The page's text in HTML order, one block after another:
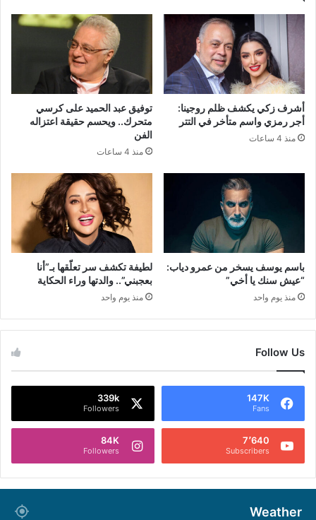
أشرف زكي يكشف ظلم روجينا:
أجر رمزي واسم متأخر في التتر
منذ 4 ساعات
توفيق عبد الحميد على كرسي
متحرك.. ويحسم حقيقة اعتزاله
الفن
منذ 4 ساعات
باسم يوسف يسخر من عمرو دياب:
“عيش سنك يا أخي”
منذ يوم واحد
لطيفة تكشف سر تعلّقها بـ”أنا
بعجبني”.. والدتها وراء الحكاية
منذ يوم واحد
Follow Us
147K
Fans
339k
Followers
7٬640
Subscribers
84K
Followers
Weather